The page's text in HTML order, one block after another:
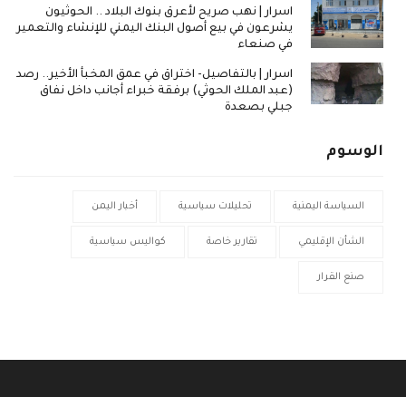
اسرار | نهب صريح لأعرق بنوك البلاد .. الحوثيون
يشرعون في بيع أصول البنك اليمني للإنشاء والتعمير
في صنعاء
اسرار | بالتفاصيل- اختراق في عمق المخبأ الأخير.. رصد
(عبد الملك الحوثي) برفقة خبراء أجانب داخل نفاق
جبلي بصعدة
الوسوم
السياسة اليمنية تحليلات سياسية أخبار اليمن
الشأن الإقليمي تقارير خاصة كواليس سياسية
صنع القرار